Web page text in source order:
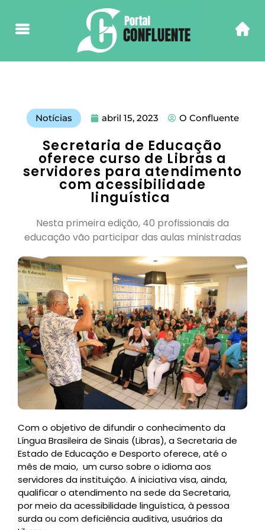
Notícias abril 15, 2023 O Confluente
Secretaria de Educação
oferece curso de Libras a
servidores para atendimento
com acessibilidade
linguística
Nesta primeira edição, 40 profissionais da
educação vão participar das aulas ministradas
Com o objetivo de difundir o conhecimento da
Língua Brasileira de Sinais (Libras), a Secretaria de
Estado de Educação e Desporto oferece, até o
mês de maio, um curso sobre o idioma aos
servidores da instituição. A iniciativa visa, ainda,
qualificar o atendimento na sede da Secretaria,
por meio da acessibilidade linguística, à pessoa
surda ou com deficiência auditiva, usuários da